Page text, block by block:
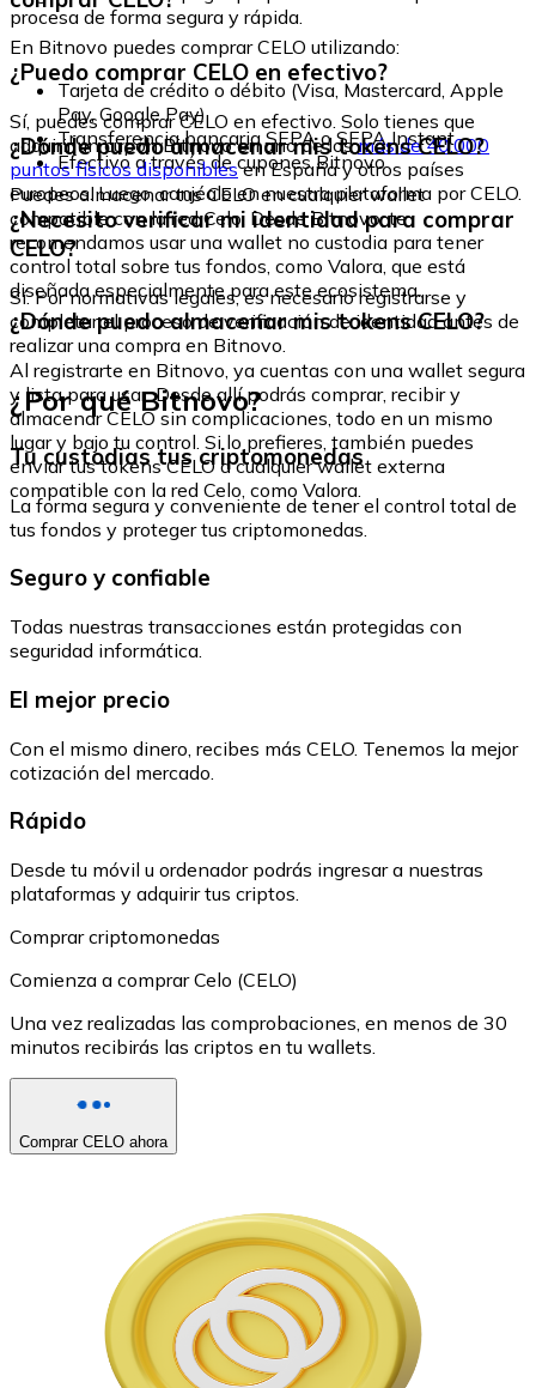
procesa de forma segura y rápida.
En Bitnovo puedes comprar CELO utilizando:
Tarjeta de crédito o débito (Visa, Mastercard, Apple
Pay, Google Pay)
Transferencia bancaria SEPA o SEPA Instant
Efectivo a través de cupones Bitnovo
¿Puedo comprar CELO en efectivo?
Sí, puedes comprar CELO en efectivo. Solo tienes que
adquirir un cupón Bitnovo en uno de losmás de 40.000
puntos físicos disponiblesen España y otros países
europeos. Luego, canjéalo en nuestra plataforma por CELO.
¿Dónde puedo almacenar mis tokens CELO?
Puedes almacenar tus CELO en cualquier wallet
compatible con la red Celo. Desde Bitnovo, te
recomendamos usar una wallet no custodia para tener
control total sobre tus fondos, como Valora, que está
diseñada especialmente para este ecosistema.
¿Necesito verificar mi identidad para comprar
CELO?
Sí. Por normativas legales, es necesario registrarse y
completar el proceso de verificación de identidad antes de
realizar una compra en Bitnovo.
¿Dónde puedo almacenar mis tokens CELO?
Al registrarte en Bitnovo, ya cuentas con una wallet segura
y lista para usar. Desde allí podrás comprar, recibir y
almacenar CELO sin complicaciones, todo en un mismo
lugar y bajo tu control. Si lo prefieres, también puedes
enviar tus tokens CELO a cualquier wallet externa
compatible con la red Celo, como Valora.
¿Por qué Bitnovo?
Tu custodias tus criptomonedas
La forma segura y conveniente de tener el control total de
tus fondos y proteger tus criptomonedas.
Seguro y confiable
Todas nuestras transacciones están protegidas con
seguridad informática.
El mejor precio
Con el mismo dinero, recibes más CELO. Tenemos la mejor
cotización del mercado.
Rápido
Desde tu móvil u ordenador podrás ingresar a nuestras
plataformas y adquirir tus criptos.
Comprar criptomonedas
Comienza a comprar Celo (CELO)
Una vez realizadas las comprobaciones, en menos de 30
minutos recibirás las criptos en tu wallets.
Comprar CELO ahora